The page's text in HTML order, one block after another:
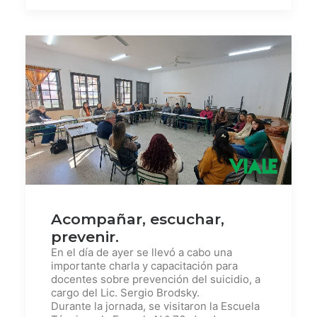
Acompañar, escuchar,
prevenir.
En el día de ayer se llevó a cabo una
importante charla y capacitación para
docentes sobre prevención del suicidio, a
cargo del Lic. Sergio Brodsky.
Durante la jornada, se visitaron la Escuela